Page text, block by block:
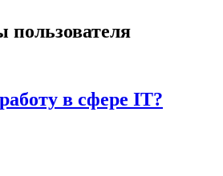
пользователя
в сфере IT?